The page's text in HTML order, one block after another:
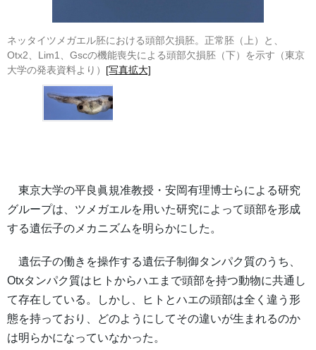
ネッタイツメガエル胚における頭部欠損胚。正常胚（上）と、
Otx2、Lim1、Gscの機能喪失による頭部欠損胚（下）を示す（東京
大学の発表資料より） [写真拡大]
東京大学の平良眞規准教授・安岡有理博士らによる研究
グループは、ツメガエルを用いた研究によって頭部を形成
する遺伝子のメカニズムを明らかにした。
遺伝子の働きを操作する遺伝子制御タンパク質のうち、
Otxタンパク質はヒトからハエまで頭部を持つ動物に共通し
て存在している。しかし、ヒトとハエの頭部は全く違う形
態を持っており、どのようにしてその違いが生まれるのか
は明らかになっていなかった。